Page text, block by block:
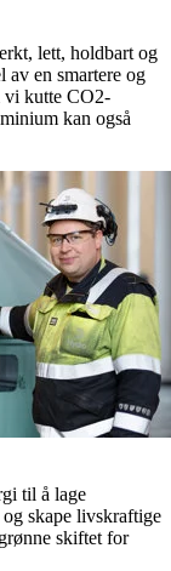
lett, holdbart og
en smartere og
vi kutte CO2-
kan også
til å lage
skape livskraftige
skiftet for